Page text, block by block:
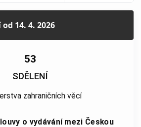
od 14. 4. 2026
53
SDĚLENÍ
zahraničních věcí
o vydávání mezi Českou